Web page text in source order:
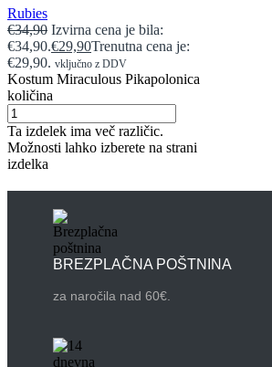
Rubies
€34,90 Izvirna cena je bila:
€34,90.€29,90Trenutna cena je:
€29,90. vključno z DDV
Kostum Miraculous Pikapolonica
količina
Ta izdelek ima več različic.
Možnosti lahko izberete na strani
izdelka
BREZPLAČNA POŠTNINA
za naročila nad 60€.